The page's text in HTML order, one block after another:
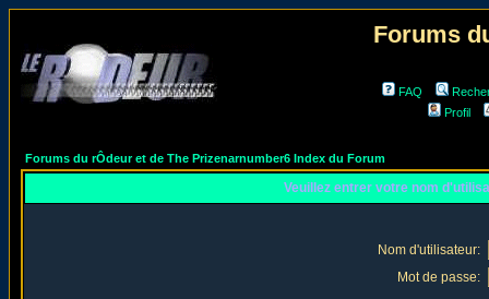
Forums
FAQ
Profil
Forums du rÔdeur et de The Prizenarnumber6 Index du Forum
Veuillez entrer votre nom
Nom d'utilisateur:
Mot de passe: